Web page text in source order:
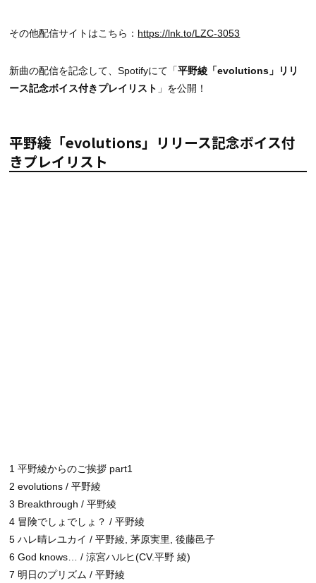
その他配信サイトはこちら： https://lnk.to/LZC-3053
新曲の配信を記念して、Spotifyにて「平野綾「evolutions」リリ
ース記念ボイス付きプレイリスト 」を公開！
平野綾「evolutions」リリース記念ボイス付
きプレイリスト
1 平野綾からのご挨拶 part1
2 evolutions / 平野綾
3 Breakthrough / 平野綾
4 冒険でしょでしょ？ / 平野綾
5 ハレ晴レユカイ / 平野綾, 茅原実里, 後藤邑子
6 God knows… / 涼宮ハルヒ(CV.平野 綾)
7 明日のプリズム / 平野綾